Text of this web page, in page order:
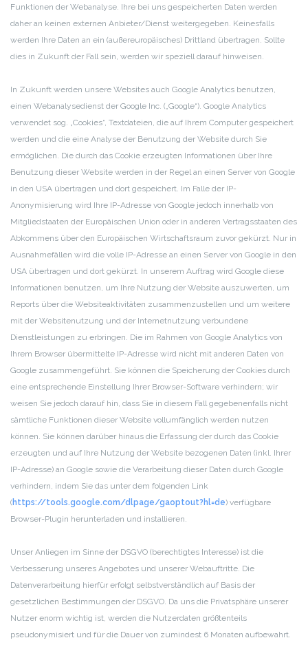
Funktionen der Webanalyse. Ihre bei uns gespeicherten Daten werden
daher an keinen externen Anbieter/Dienst weitergegeben. Keinesfalls
werden Ihre Daten an ein (außereuropäisches) Drittland übertragen. Sollte
dies in Zukunft der Fall sein, werden wir speziell darauf hinweisen.
In Zukunft werden unsere Websites auch Google Analytics benutzen,
einen Webanalysedienst der Google Inc. („Google“). Google Analytics
verwendet sog. „Cookies“, Textdateien, die auf Ihrem Computer gespeichert
werden und die eine Analyse der Benutzung der Website durch Sie
ermöglichen. Die durch das Cookie erzeugten Informationen über Ihre
Benutzung dieser Website werden in der Regel an einen Server von Google
in den USA übertragen und dort gespeichert. Im Falle der IP-
Anonymisierung wird Ihre IP-Adresse von Google jedoch innerhalb von
Mitgliedstaaten der Europäischen Union oder in anderen Vertragsstaaten des
Abkommens über den Europäischen Wirtschaftsraum zuvor gekürzt. Nur in
Ausnahmefällen wird die volle IP-Adresse an einen Server von Google in den
USA übertragen und dort gekürzt. In unserem Auftrag wird Google diese
Informationen benutzen, um Ihre Nutzung der Website auszuwerten, um
Reports über die Websiteaktivitäten zusammenzustellen und um weitere
mit der Websitenutzung und der Internetnutzung verbundene
Dienstleistungen zu erbringen. Die im Rahmen von Google Analytics von
Ihrem Browser übermittelte IP-Adresse wird nicht mit anderen Daten von
Google zusammengeführt. Sie können die Speicherung der Cookies durch
eine entsprechende Einstellung Ihrer Browser-Software verhindern; wir
weisen Sie jedoch darauf hin, dass Sie in diesem Fall gegebenenfalls nicht
sämtliche Funktionen dieser Website vollumfänglich werden nutzen
können. Sie können darüber hinaus die Erfassung der durch das Cookie
erzeugten und auf Ihre Nutzung der Website bezogenen Daten (inkl. Ihrer
IP-Adresse) an Google sowie die Verarbeitung dieser Daten durch Google
verhindern, indem Sie das unter dem folgenden Link
( https://tools.google.com/dlpage/gaoptout?hl=de) verfügbare
Browser-Plugin herunterladen und installieren.
Unser Anliegen im Sinne der DSGVO (berechtigtes Interesse) ist die
Verbesserung unseres Angebotes und unserer Webauftritte. Die
Datenverarbeitung hierfür erfolgt selbstverständlich auf Basis der
gesetzlichen Bestimmungen der DSGVO. Da uns die Privatsphäre unserer
Nutzer enorm wichtig ist, werden die Nutzerdaten größtenteils
pseudonymisiert und für die Dauer von zumindest 6 Monaten aufbewahrt.